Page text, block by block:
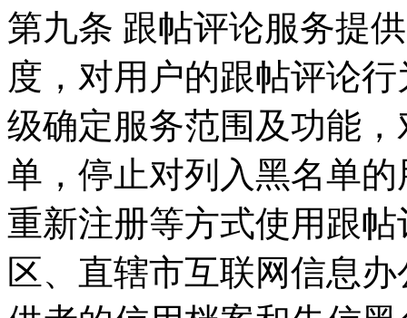
第九条 跟帖评论服务提
度，对用户的跟帖评论
级确定服务范围及功能
单，停止对列入黑名单
重新注册等方式使用跟
区、直辖市互联网信息